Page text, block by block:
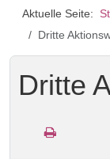
Aktuelle Seite:
Dritte
Dritte